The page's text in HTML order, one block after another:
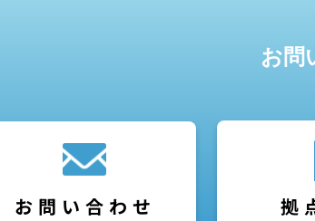
お問
お問い合わせ 拠